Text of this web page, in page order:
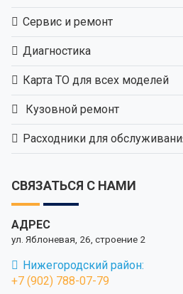
Сервис и ремонт
Диагностика
Карта ТО для всех моделей
Кузовной ремонт
Расходники для
СВЯЗАТЬСЯ С НАМИ
АДРЕС
ул. Яблоневая, 26, строение 2
Нижегородский район:
+7 (902) 788-07-79